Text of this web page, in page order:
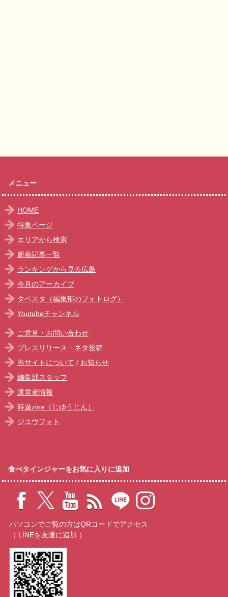
メニュー
HOME
特集ページ
エリアから検索
新着記事一覧
ランキングから見る広島
今月のアーカイブ
タベスタ（編集部のフォトログ）
Youtubeチャンネル
ご意見・お問い合わせ
プレスリリース・ネタ投稿
当サイトについて / お知らせ
編集部スタッフ
運営者情報
時遊zine（じゆうじん）
ジユウフォト
食べタインジャーをお気に入りに追加
パソコンでご覧の方はQRコードでアクセス
（ LINEを友達に追加 ）